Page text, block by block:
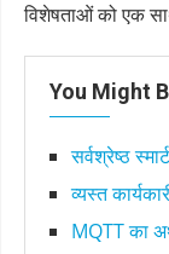
विशेषताओं को एक
You Might
सर्वश्रेष्ठ
व्यस्त
MQTT का